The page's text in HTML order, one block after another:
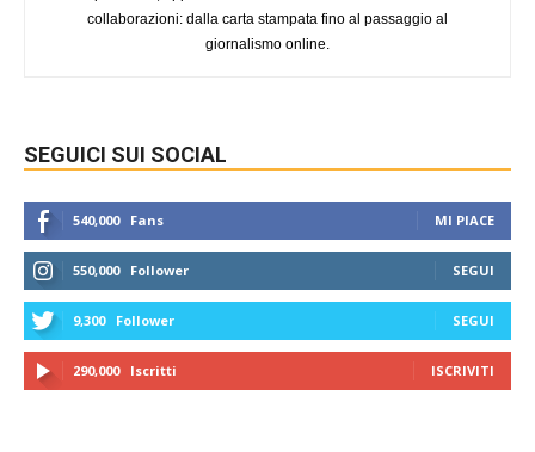
collaborazioni: dalla carta stampata fino al passaggio al
giornalismo online.
SEGUICI SUI SOCIAL
540,000 Fans MI PIACE
550,000 Follower SEGUI
9,300 Follower SEGUI
290,000 Iscritti ISCRIVITI